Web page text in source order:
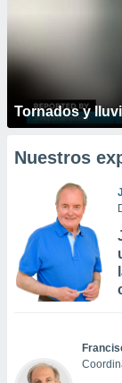
Tornados y
Nuestros